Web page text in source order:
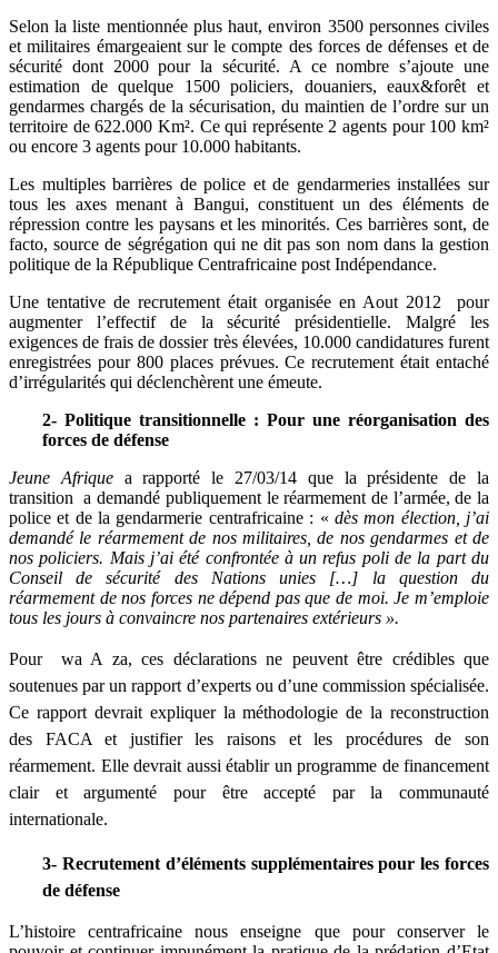
Selon la liste mentionnée plus haut, environ 3500 personnes civiles
et militaires émargeaient sur le compte des forces de défenses et de
sécurité dont 2000 pour la sécurité. A ce nombre s’ajoute une
estimation de quelque 1500 policiers, douaniers, eaux&forêt et
gendarmes chargés de la sécurisation, du maintien de l’ordre sur un
territoire de 622.000 Km². Ce qui représente 2 agents pour 100 km²
ou encore 3 agents pour 10.000 habitants.
Les multiples barrières de police et de gendarmeries installées sur
tous les axes menant à Bangui, constituent un des éléments de
répression contre les paysans et les minorités. Ces barrières sont, de
facto, source de ségrégation qui ne dit pas son nom dans la gestion
politique de la République Centrafricaine post Indépendance.
Une tentative de recrutement était organisée en Aout 2012 pour
augmenter l’effectif de la sécurité présidentielle. Malgré les
exigences de frais de dossier très élevées, 10.000 candidatures furent
enregistrées pour 800 places prévues. Ce recrutement était entaché
d’irrégularités qui déclenchèrent une émeute.
2- Politique transitionnelle : Pour une réorganisation des
forces de défense
Jeune Afriquea rapporté le 27/03/14 que la présidente de la
transition a demandé publiquement le réarmement de l’armée, de la
police et de la gendarmerie centrafricaine : « dès mon élection, j’ai
demandé le réarmement de nos militaires, de nos gendarmes et de
nos policiers. Mais j’ai été confrontée à un refus poli de la part du
Conseil de sécurité des Nations unies […] la question du
réarmement de nos forces ne dépend pas que de moi. Je m’emploie
tous les jours à convaincre nos partenaires extérieurs ».
Pour wa A za, ces déclarations ne peuvent être crédibles que
soutenues par un rapport d’experts ou d’une commission spécialisée.
Ce rapport devrait expliquer la méthodologie de la reconstruction
des FACA et justifier les raisons et les procédures de son
réarmement. Elle devrait aussi établir un programme de financement
clair et argumenté pour être accepté par la communauté
internationale.
3- Recrutement d’éléments supplémentaires pour les forces
de défense
L’histoire centrafricaine nous enseigne que pour conserver le